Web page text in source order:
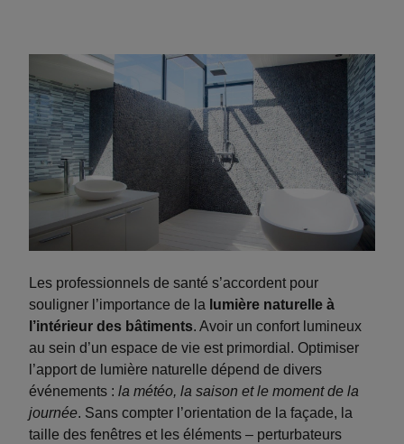
Les professionnels de santé s’accordent pour
souligner l’importance de la lumière naturelle à
l’intérieur des bâtiments. Avoir un confort lumineux
au sein d’un espace de vie est primordial. Optimiser
l’apport de lumière naturelle dépend de divers
événements : la météo, la saison et le moment de la
journée. Sans compter l’orientation de la façade, la
taille des fenêtres et les éléments – perturbateurs